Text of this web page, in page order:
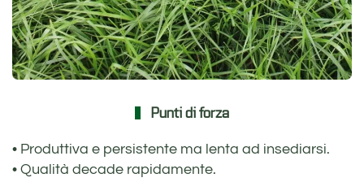
Punti di forza
• Produttiva e persistente ma lenta ad insediarsi.
• Qualità decade rapidamente.